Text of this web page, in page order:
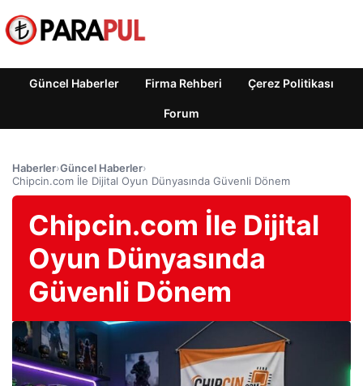
Güncel Haberler Firma Rehberi Çerez Politikası
Forum
Haberler›Güncel Haberler›
Chipcin.com İle Dijital Oyun Dünyasında Güvenli Dönem
Chipcin.com İle Dijital
Oyun Dünyasında
Güvenli Dönem